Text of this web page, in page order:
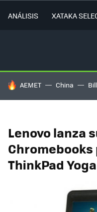
ANÁLISIS XATAKA
HOY SE HABLA DE
AEMET China
Lenovo lanza
Chromebooks
ThinkPad Yoga